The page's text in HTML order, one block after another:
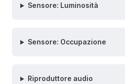
Sensore: Luminosità
Sensore: Occupazione
Riproduttore audio